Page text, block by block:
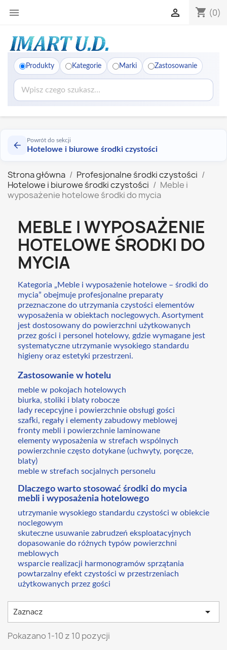
 shopping_cart (0)

Produkty Kategorie Marki Zastosowanie
Powrót do sekcji
Hotelowe i biurowe środki czystości
Strona główna
Profesjonalne środki czystości
Hotelowe i biurowe środki czystości
Meble i
wyposażenie hotelowe środki do mycia
MEBLE I WYPOSAŻENIE
HOTELOWE ŚRODKI DO
MYCIA
Kategoria „Meble i wyposażenie hotelowe – środki do
mycia” obejmuje profesjonalne preparaty
przeznaczone do utrzymania czystości elementów
wyposażenia w obiektach noclegowych. Asortyment
jest dostosowany do powierzchni użytkowanych
przez gości i personel hotelowy, gdzie wymagane jest
systematyczne utrzymanie wysokiego standardu
higieny oraz estetyki przestrzeni.
Zastosowanie w hotelu
meble w pokojach hotelowych
biurka, stoliki i blaty robocze
lady recepcyjne i powierzchnie obsługi gości
szafki, regały i elementy zabudowy meblowej
fronty mebli i powierzchnie laminowane
elementy wyposażenia w strefach wspólnych
powierzchnie często dotykane (uchwyty, poręcze,
blaty)
meble w strefach socjalnych personelu
Dlaczego warto stosować środki do mycia
mebli i wyposażenia hotelowego
utrzymanie wysokiego standardu czystości w obiekcie
noclegowym
skuteczne usuwanie zabrudzeń eksploatacyjnych
dopasowanie do różnych typów powierzchni
meblowych
wsparcie realizacji harmonogramów sprzątania
powtarzalny efekt czystości w przestrzeniach
użytkowanych przez gości
Zaznacz 
Pokazano 1-10 z 10 pozycji